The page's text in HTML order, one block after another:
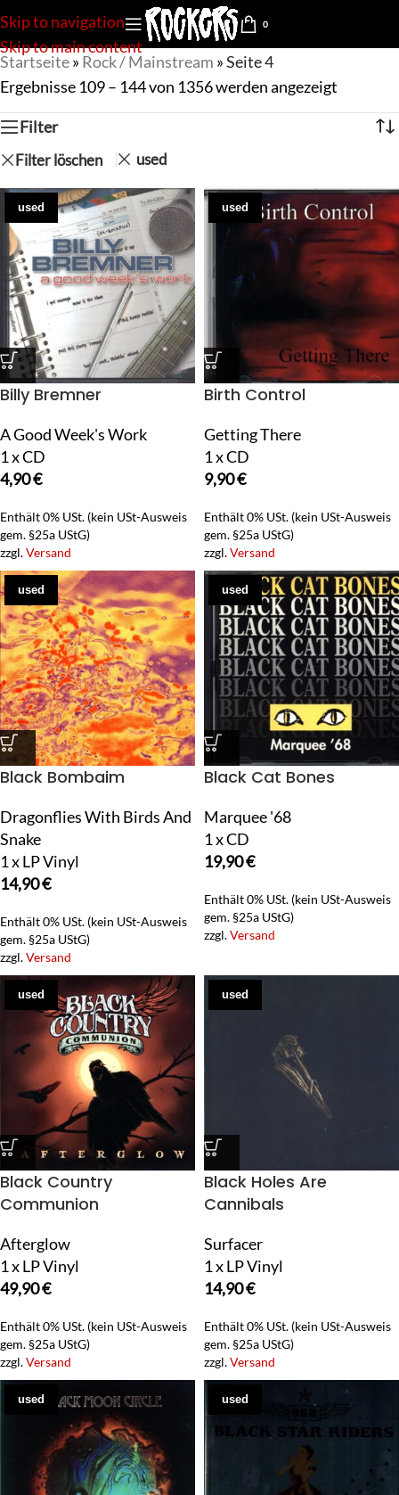
Skip to navigation
Skip to main content
0
Startseite» Rock / Mainstream »Seite 4
Ergebnisse 109 – 144 von 1356 werden angezeigt
Filter
Filter löschen used
used
Billy Bremner
A Good Week's Work
1 x CD
4,90€
Enthält 0% USt. (kein USt-Ausweis
gem. §25a UStG)
zzgl.Versand
used
Birth Control
Getting There
1 x CD
9,90€
Enthält 0% USt. (kein USt-Ausweis
gem. §25a UStG)
zzgl.Versand
used
Black Bombaim
Dragonflies With Birds And
Snake
1 x LP Vinyl
14,90€
Enthält 0% USt. (kein USt-Ausweis
gem. §25a UStG)
zzgl.Versand
used
Black Cat Bones
Marquee '68
1 x CD
19,90€
Enthält 0% USt. (kein USt-Ausweis
gem. §25a UStG)
zzgl.Versand
used
Black Country
Communion
Afterglow
1 x LP Vinyl
49,90€
Enthält 0% USt. (kein USt-Ausweis
gem. §25a UStG)
zzgl.Versand
used
Black Holes Are
Cannibals
Surfacer
1 x LP Vinyl
14,90€
Enthält 0% USt. (kein USt-Ausweis
gem. §25a UStG)
zzgl.Versand
used used